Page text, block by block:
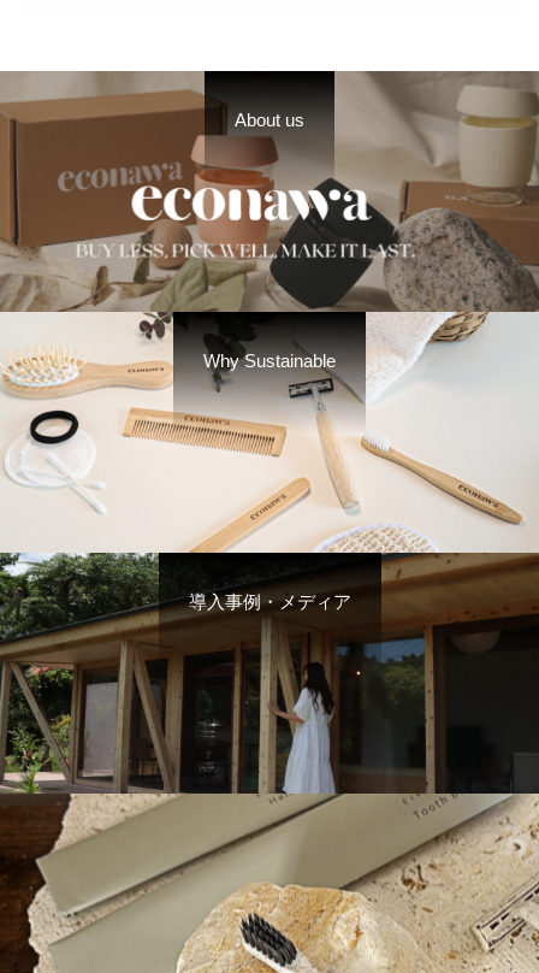
About us
Why Sustainable
導入事例・メディア